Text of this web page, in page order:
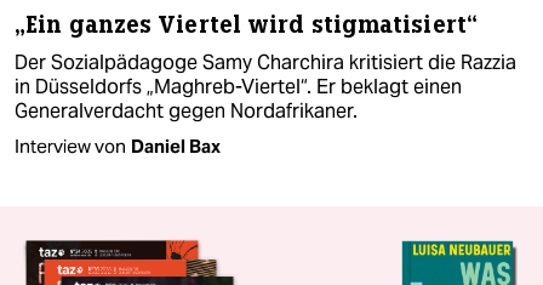
„Ein ganzes Viertel wird stigmatisiert“
Der Sozialpädagoge Samy Charchira kritisiert die Razzia
in Düsseldorfs „Maghreb-Viertel“. Er beklagt einen
Generalverdacht gegen Nordafrikaner.
Interview von Daniel Bax